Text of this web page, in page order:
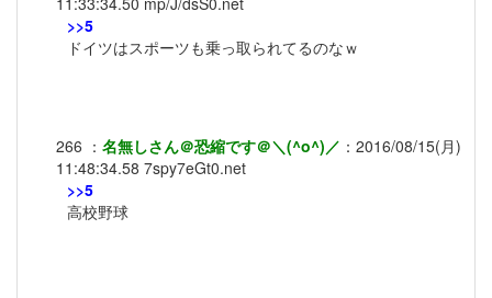
>>5
ドイツはスポーツも乗っ取られてるのなｗ
266 ： 名無しさん＠恐縮です＠＼(^o^)／ ： 2016/08/15(月)
11:48:34.58 7spy7eGt0.net
>>5
高校野球